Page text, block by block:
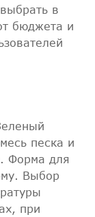
в
бюджета и
песка и
Форма для
Выбор
при